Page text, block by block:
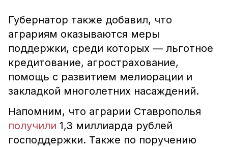
Губернатор также добавил, что
аграриям оказываются меры
поддержки, среди которых — льготное
кредитование, агрострахование,
помощь с развитием мелиорации и
закладкой многолетних насаждений.
Напомним, что аграрии Ставрополья
получили 1,3 миллиарда рублей
господдержки. Также по поручению